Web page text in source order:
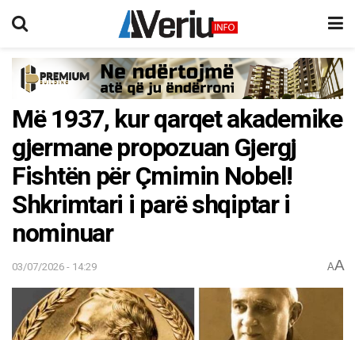
Më 1937, kur qarqet akademike
gjermane propozuan Gjergj
Fishtën për Çmimin Nobel!
Shkrimtari i parë shqiptar i
nominuar
03/07/2026 - 14:29 AA